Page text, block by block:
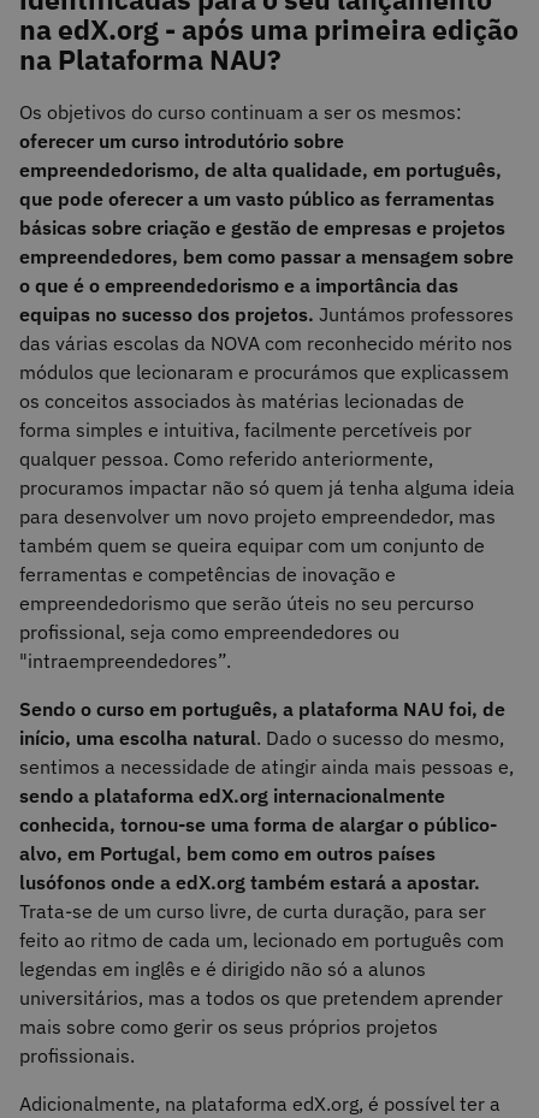
na edX.org - após uma primeira edição
na Plataforma NAU?
Os objetivos do curso continuam a ser os mesmos:
oferecer um curso introdutório sobre
empreendedorismo, de alta qualidade, em português,
que pode oferecer a um vasto público as ferramentas
básicas sobre criação e gestão de empresas e projetos
empreendedores, bem como passar a mensagem sobre
o que é o empreendedorismo e a importância das
equipas no sucesso dos projetos. Juntámos professores
das várias escolas da NOVA com reconhecido mérito nos
módulos que lecionaram e procurámos que explicassem
os conceitos associados às matérias lecionadas de
forma simples e intuitiva, facilmente percetíveis por
qualquer pessoa. Como referido anteriormente,
procuramos impactar não só quem já tenha alguma ideia
para desenvolver um novo projeto empreendedor, mas
também quem se queira equipar com um conjunto de
ferramentas e competências de inovação e
empreendedorismo que serão úteis no seu percurso
profissional, seja como empreendedores ou
"intraempreendedores”.
Sendo o curso em português, a plataforma NAU foi, de
início, uma escolha natural. Dado o sucesso do mesmo,
sentimos a necessidade de atingir ainda mais pessoas e,
sendo a plataforma edX.org internacionalmente
conhecida, tornou-se uma forma de alargar o público-
alvo, em Portugal, bem como em outros países
lusófonos onde a edX.org também estará a apostar.
Trata-se de um curso livre, de curta duração, para ser
feito ao ritmo de cada um, lecionado em português com
legendas em inglês e é dirigido não só a alunos
universitários, mas a todos os que pretendem aprender
mais sobre como gerir os seus próprios projetos
profissionais.
Adicionalmente, na plataforma edX.org, é possível ter a